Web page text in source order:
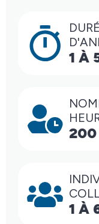
1 À
200
1 À